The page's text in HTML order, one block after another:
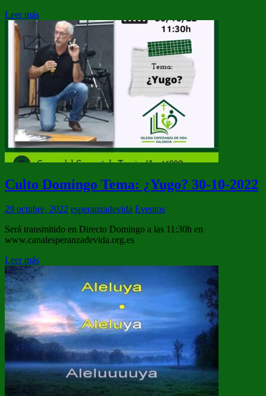
Leer más
Culto Domingo Tema: ¿Yugo? 30-10-2022
29 octubre, 2022 esperanzadevida Eventos
Será transmitido en Directo Domingo a las 11:30h en
www.canalesperanzadevida.org.es
Leer más